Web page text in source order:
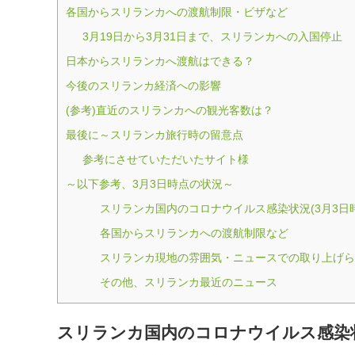
各国からスリランカへの渡航制限・ビザなど
3月19日から3月31日まで、スリランカへの入国停止
日本からスリランカへ渡航はできる？
今後のスリランカ経済への影響
(参考)直近のスリランカへの観光客数は？
最後に～スリランカ旅行時の留意点
参考にさせていただいたサイト様
～以下参考、3月3日時点の状況～
スリランカ国内のコロナウイルス感染状況(3月3日
各国からスリランカへの渡航制限など
スリランカ現地の雰囲気・ニュースでの取り上げ
その他、スリランカ最近のニュース
スリランカ国内のコロナウイルス感染